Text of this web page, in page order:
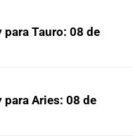
CYD Litoral
Tauro: 08 de
Aries: 08 de